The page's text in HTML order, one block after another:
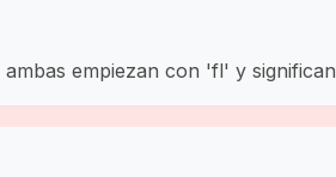
empiezan con 'fl' y significan